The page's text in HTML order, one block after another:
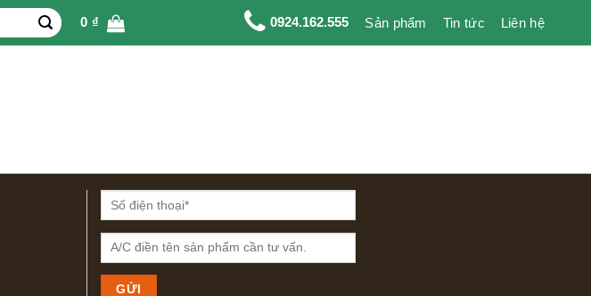
0 ₫ 0924.162.555 Sản phẩm Tin tức Liên hệ